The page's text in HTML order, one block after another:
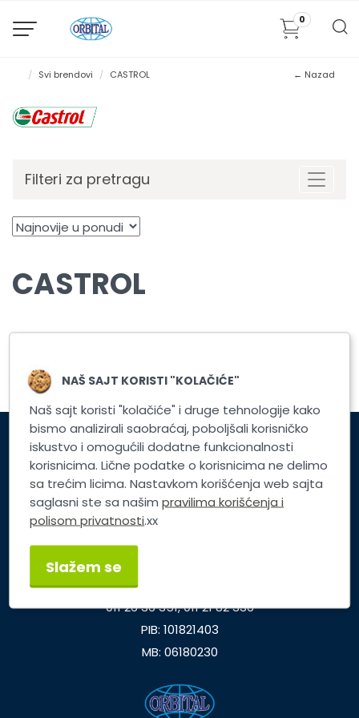
0
Svi brendovi CASTROL ← Nazad
Filteri za pretragu
CASTROL
Korisnički servis
Brzi linkovi
Dunavska 25, Beograd
office@orbital.rs
011 26 36 351, 011 21 82 336
PIB: 101821403
MB: 06180230
NAŠ SAJT KORISTI "KOLAČIĆE"
Naš sajt koristi "kolačiće" i druge tehnologije kako
bismo analizirali saobraćaj, poboljšali korisničko
iskustvo i omogućili dodatne funkcionalnosti
korisnicima. Lične podatke o korisnicima ne delimo
sa trećim licima. Nastavkom korišćenja web sajta
saglasni ste sa našimpravilima korišćenja i
polisom privatnosti.xx
Slažem se